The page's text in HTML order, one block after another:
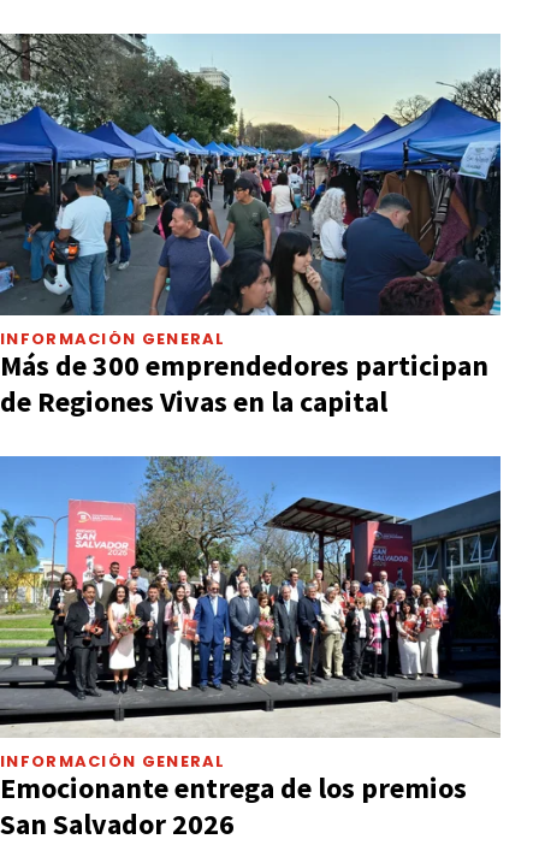
INFORMACIÓN GENERAL
Más de 300 emprendedores participan
de Regiones Vivas en la capital
INFORMACIÓN GENERAL
Emocionante entrega de los premios
San Salvador 2026